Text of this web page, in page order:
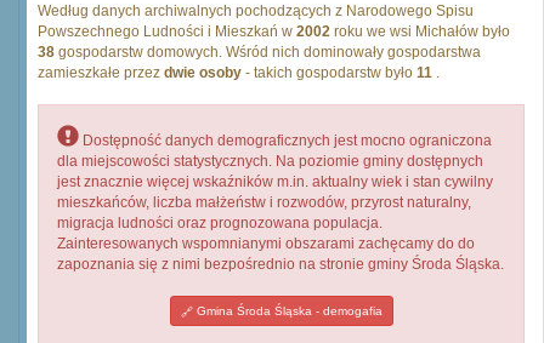
Według danych archiwalnych pochodzących z Narodowego Spisu
Powszechnego Ludności i Mieszkań w 2002 roku we wsi Michałów było
38 gospodarstw domowych. Wśród nich dominowały gospodarstwa
zamieszkałe przez dwie osoby - takich gospodarstw było 11 .
Dostępność danych demograficznych jest mocno ograniczona
dla miejscowości statystycznych. Na poziomie gminy dostępnych
jest znacznie więcej wskaźników m.in. aktualny wiek i stan cywilny
mieszkańców, liczba małżeństw i rozwodów, przyrost naturalny,
migracja ludności oraz prognozowana populacja.
Zainteresowanych wspomnianymi obszarami zachęcamy do do
zapoznania się z nimi bezpośrednio na stronie gminy Środa Śląska.
Gmina Środa Śląska - demogafia